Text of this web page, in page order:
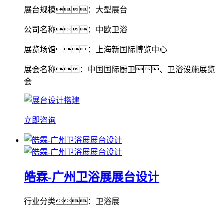
展台规模：大型展台
公司名称：中欧卫浴
展览场馆：上海新国际博览中心
展会名称：中国国际厨卫、卫浴设施展览
会
立即咨询
皓霖-广州卫浴展展台设计
行业分类：卫浴展